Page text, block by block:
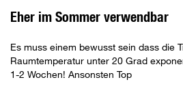
Eher im Sommer verwendbar
Es muss einem bewusst sein dass die
Raumtemperatur unter 20 Grad
1-2 Wochen! Ansonsten Top